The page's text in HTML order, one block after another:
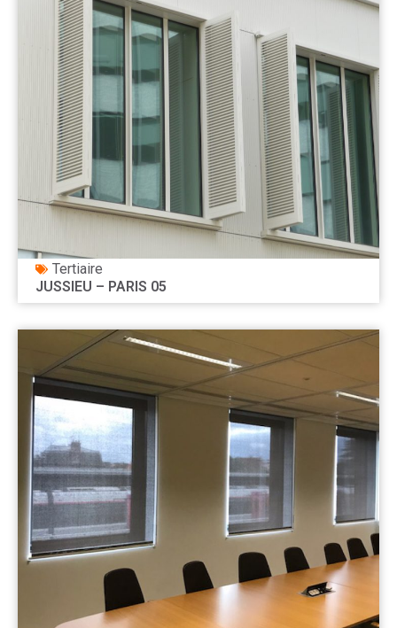
Tertiaire
JUSSIEU – PARIS 05